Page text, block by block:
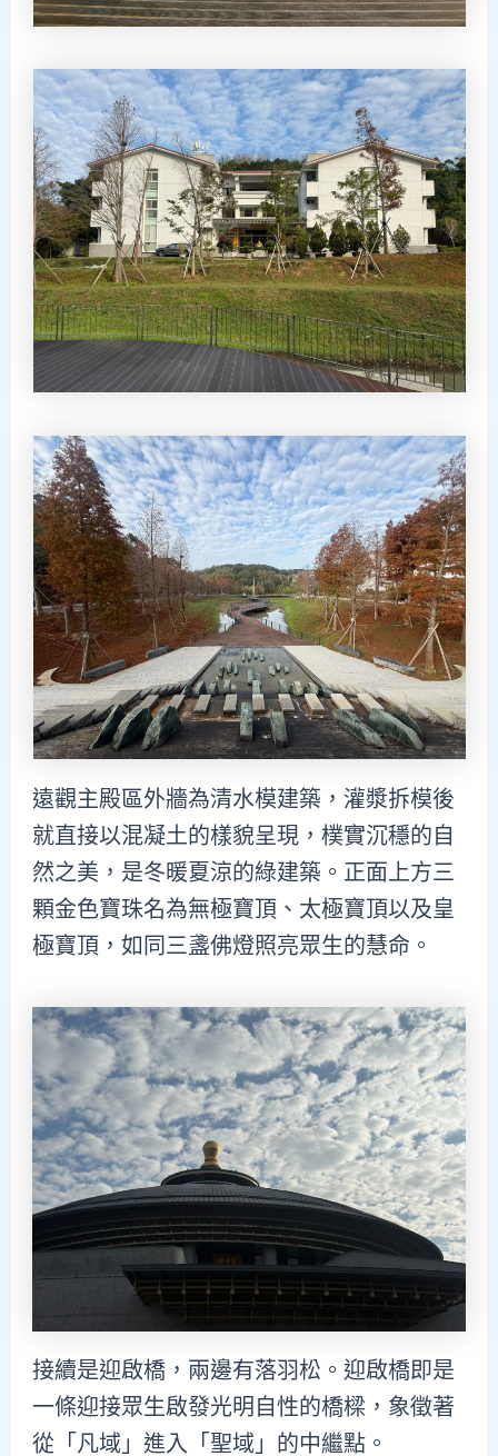
遠觀主殿區外牆為清水模建築，灌漿拆模後
就直接以混凝土的樣貌呈現，樸實沉穩的自
然之美，是冬暖夏涼的綠建築。正面上方三
顆金色寶珠名為無極寶頂、太極寶頂以及皇
極寶頂，如同三盞佛燈照亮眾生的慧命。
接續是迎啟橋，兩邊有落羽松。迎啟橋即是
一條迎接眾生啟發光明自性的橋樑，象徵著
從「凡域」進入「聖域」的中繼點。